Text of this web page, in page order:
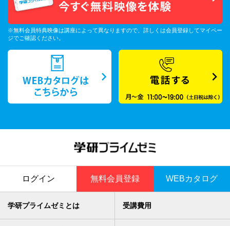
※無料会員特典映像は講座によって異なりますので、詳しくは会員登録してマイペー
ジでご確認ください。
WEBカタログ
無料会員登録
ログイン
学研プライムゼミとは 受講費用